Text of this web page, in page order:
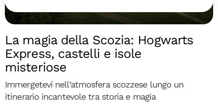
La magia della Scozia: Hogwarts
Express, castelli e isole
misteriose
Immergetevi nell’atmosfera scozzese lungo un
itinerario incantevole tra storia e magia